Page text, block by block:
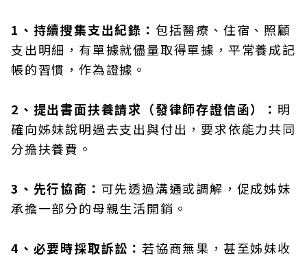
1、持續搜集支出紀錄： 包括醫療、住宿、照顧
支出明細，有單據就儘量取得單據，平常養成記
帳的習慣，作為證據。
2、提出書面扶養請求（發律師存證信函）： 明
確向姊妹說明過去支出與付出，要求依能力共同
分擔扶養費。
3、先行協商： 可先透過溝通或調解，促成姊妹
承擔一部分的母親生活開銷。
4、必要時採取訴訟：若協商無果，甚至姊妹收